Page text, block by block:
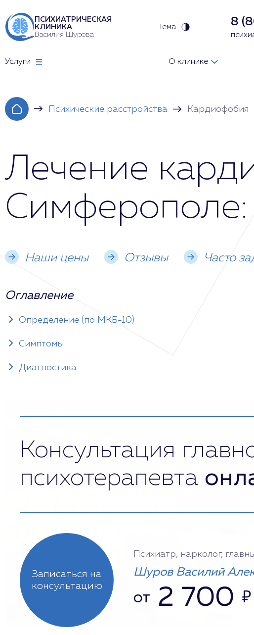
ПСИХИАТРИЧЕСКАЯ
КЛИНИКА
Василия Шурова
Тема: 8
Услуги О клинике
Психические расстройства Кардиофобия
Лечение
Наши цены Отзывы Часто
Оглавление
Определение (по МКБ-10)
Симптомы
Диагностика
Консультация
психотерапевта
Записаться на
консультацию
Психиатр, нарколог,
Шуров Василий
от 2 700 ₽